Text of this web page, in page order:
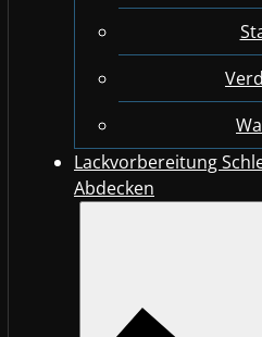
Lackvorbereitung
Abdecken